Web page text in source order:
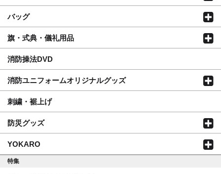
バッグ
旗・式典・儀礼用品
消防操法DVD
消防ユニフォームオリジナルグッズ
刺繍・裾上げ
防災グッズ
YOKARO
特集